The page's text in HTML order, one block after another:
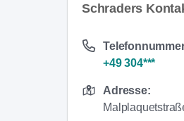
Schraders
+49 304***
Adresse: